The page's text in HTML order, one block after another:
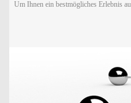
Um Ihnen ein bestmögliches Erlebnis